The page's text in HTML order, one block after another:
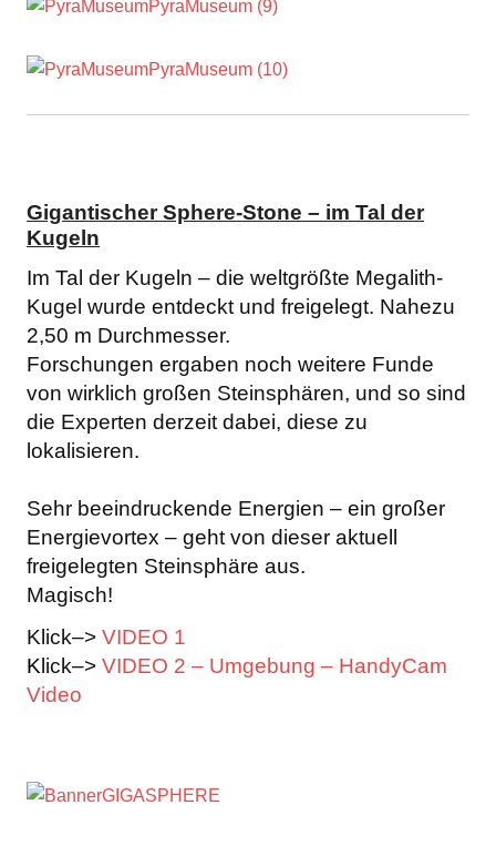
Gigantischer Sphere-Stone – im Tal der
Kugeln
Im Tal der Kugeln – die weltgrößte Megalith-
Kugel wurde entdeckt und freigelegt. Nahezu
2,50 m Durchmesser.
Forschungen ergaben noch weitere Funde
von wirklich großen Steinsphären, und so sind
die Experten derzeit dabei, diese zu
lokalisieren.
Sehr beeindruckende Energien – ein großer
Energievortex – geht von dieser aktuell
freigelegten Steinsphäre aus.
Magisch!
Klick–> VIDEO 1
K lick–> VIDEO 2 – Umgebung – HandyCam
Video